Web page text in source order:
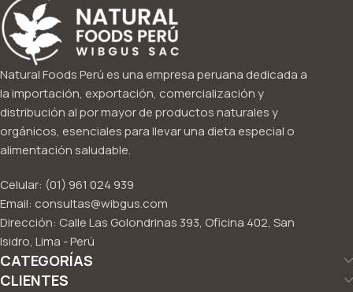
Natural Foods Perú es una empresa peruana dedicada a
la importación, exportación, comercialización y
distribución al por mayor de productos naturales y
orgánicos, esenciales para llevar una dieta especial o
alimentación saludable.
Celular: (01) 961 024 939
Email: consultas@wibgus.com
Dirección: Calle Las Golondrinas 393, Oficina 402, San
Isidro, Lima - Perú
CATEGORÍAS
CLIENTES